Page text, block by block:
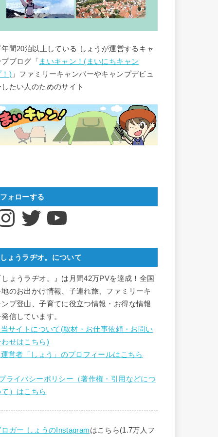
間20泊以上している しょうが運営するキャ
ブログ「 まいキャン！(まいにちキャン
！) 」ファミリーキャンパーやキャンプデビュ
したい人のためのサイト
フォローする
Twitter YouTube
しょうラヂオ。について
しょうラヂオ。』は月間42万PVを達成！全国
地のお出かけ情報、子連れ旅、ファミリーキ
ンプ登山、子育てに役立つ情報・お得な情報
信しています。
サイトについて(取材・お仕事依頼・お問い
わせはこちら)
営者「しょう」のプロフィールはこちら
ライバシーポリシー（著作権・引用などにつ
て）はこちら
ロガー しょうのInstagramはこちら(1.7万人フ